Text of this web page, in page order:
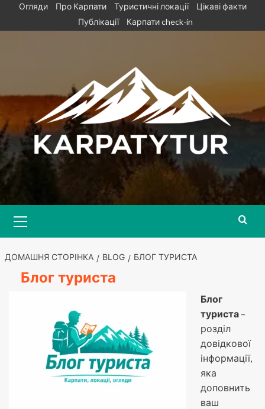
Огляди Про Карпати Туристичні локації
Цікаві факти
Публікації
Карпати check-in
Menu
ДОМАШНЯ СТОРІНКА BLOG БЛОГ ТУРИСТА
Блог туриста
Блог
туриста –
розділ
довідкової
інформації,
яка
доповнить
ваш